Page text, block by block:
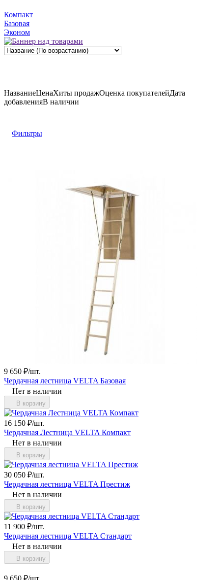
Компакт
Базовая
Эконом
НазваниеЦенаХиты продажОценка покупателейДата
добавленияВ наличии
Фильтры
9 650 ₽/шт.
Чердачная лестница VELTA Базовая
Нет в наличии
В корзину
16 150 ₽/шт.
Чердачная Лестница VELTA Компакт
Нет в наличии
В корзину
30 050 ₽/шт.
Чердачная лестница VELTA Престиж
Нет в наличии
В корзину
11 900 ₽/шт.
Чердачная лестница VELTA Стандарт
Нет в наличии
В корзину
9 650 ₽/шт.